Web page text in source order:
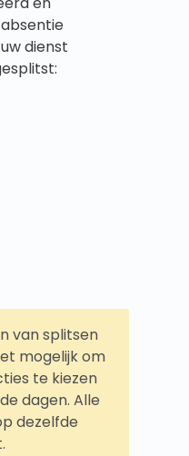
dienst
van splitsen
mogelijk om
te kiezen
dagen. Alle
dezelfde